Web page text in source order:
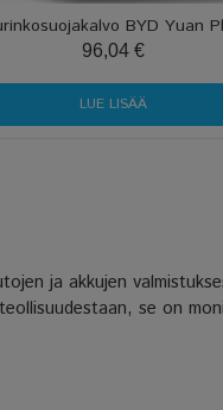
BYD Yuan
96,04 €
LUE LISÄÄ
ja akkujen
se on